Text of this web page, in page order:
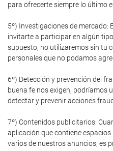
para ofrecerte siempre lo último
5º) Investigaciones de mercado:
invitarte a participar en algún
supuesto, no utilizaremos sin tu
personales que no podamos
6º) Detección y prevención del
buena fe nos exigen, podríamos
detectar y prevenir acciones
7º) Contenidos publicitarios:
aplicación que contiene
varios de nuestros anuncios, es